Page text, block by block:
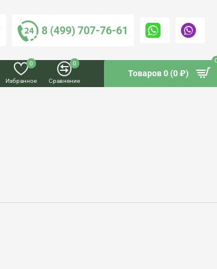
8 (499) 707-76-61
Избранное
0
Сравнение
0
Товаров 0 (0 ₽)